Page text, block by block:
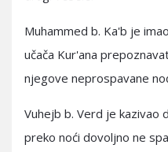
Muhammed b. Ka'b je
učača Kur'ana
njegove neprospavane
Vuhejb b. Verd je kazivao
preko noći dovoljno ne